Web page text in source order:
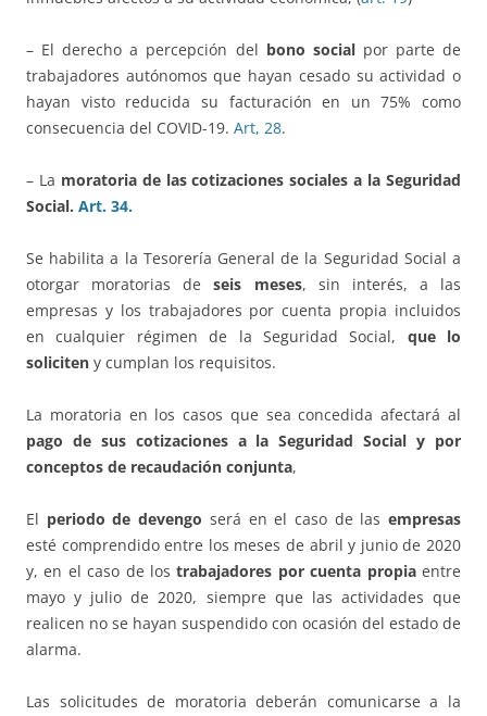
– El derecho a percepción del bono socialpor parte de
trabajadores autónomos que hayan cesado su actividad o
hayan visto reducida su facturación en un 75% como
consecuencia del COVID-19. Art, 28.
– La moratoria de las cotizaciones sociales a la Seguridad
Social. Art. 34.
Se habilita a la Tesorería General de la Seguridad Social a
otorgar moratorias deseis meses, sin interés, a las
empresas y los trabajadores por cuenta propia incluidos
en cualquier régimen de la Seguridad Social, que lo
soliciten y cumplan los requisitos.
La moratoria en los casos que sea concedida afectará al
pago de sus cotizaciones a la Seguridad Social y por
conceptos de recaudación conjunta,
El periodo de devengo será en el caso de lasempresas
esté comprendido entre los meses de abril y junio de 2020
y, en el caso de lostrabajadores por cuenta propiaentre
mayo y julio de 2020, siempre que las actividades que
realicen no se hayan suspendido con ocasión del estado de
alarma.
Las solicitudes de moratoria deberán comunicarse a la